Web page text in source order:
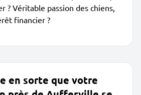
? Véritable passion des chiens,
financier ?
en sorte que votre